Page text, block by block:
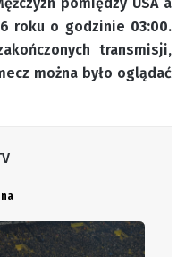
roku o godzinie 03:00.
transmisji,
można było oglądać